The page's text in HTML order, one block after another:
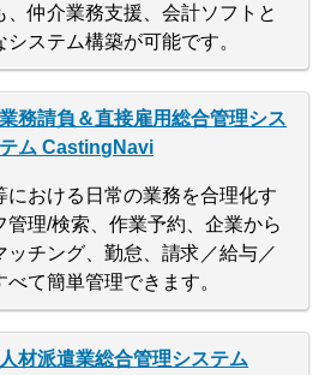
仲介業務支援、会計ソフトと
ステム構築が可能です。
業務請負＆直接雇用総合管理シス
テム CastingNavi
における日常の業務を合理化す
管理/検索、作業予約、企業から
ッチング、勤怠、請求／給与／
て簡単管理できます。
人材派遣業総合管理システム